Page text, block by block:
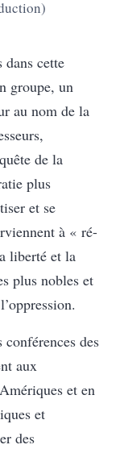
cette
groupe, un
au nom de la
de la
plus
et se
à « ré-
liberté et la
plus nobles et
des
aux
et en
et
des